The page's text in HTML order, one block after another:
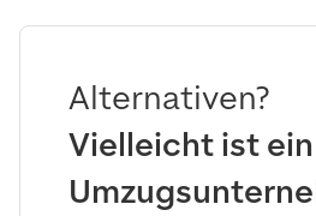
Alternativen?
Vielleicht ist ein